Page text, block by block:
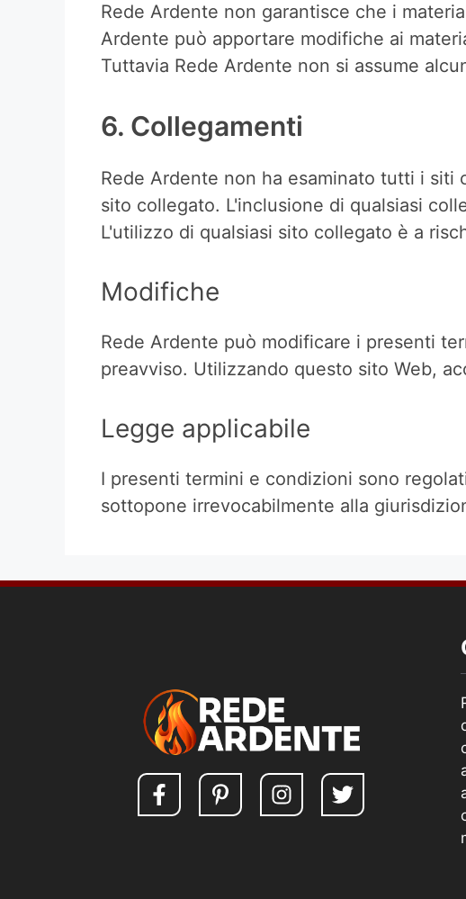
Rede Ardente non garantisce che i
Ardente può apportare modifiche ai
Tuttavia Rede Ardente non si assume
6. Collegamenti
Rede Ardente non ha esaminato tutti i
sito collegato. L'inclusione di qualsiasi
L'utilizzo di qualsiasi sito collegato è a
Modifiche
Rede Ardente può modificare i presenti
preavviso. Utilizzando questo sito Web,
Legge applicabile
I presenti termini e condizioni sono
sottopone irrevocabilmente alla